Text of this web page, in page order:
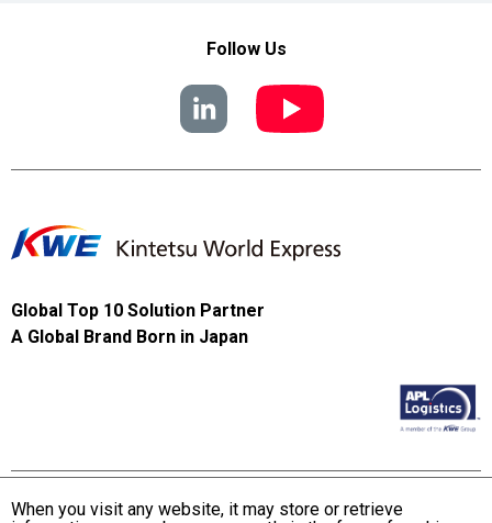
Follow Us
Global Top 10 Solution Partner
A Global Brand Born in Japan
When you visit any website, it may store or retrieve